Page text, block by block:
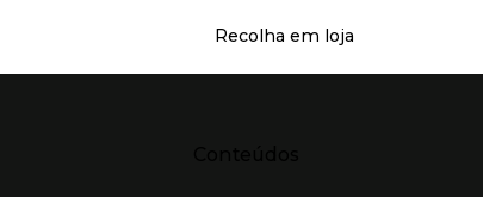
Servicios destacados
Recolha em loja